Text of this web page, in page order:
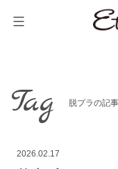
Tag 脱プラの記
2026.02.17